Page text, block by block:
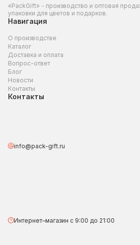
«PackGift» - производство и оптовая
упаковки для цветов и подарков.
Навигация
О производстве
Каталог
Доставка и оплата
Вопрос-ответ
Блог
Новости
Контакты
Контакты
info@pack-gift.ru
Интернет–магазин с 9:00 до 21:00